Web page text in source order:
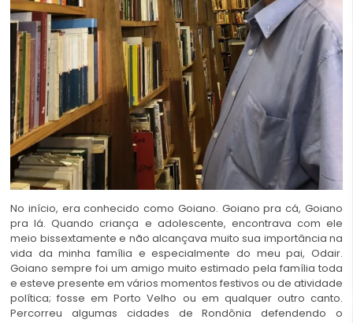
No início, era conhecido como Goiano. Goiano pra cá, Goiano
pra lá. Quando criança e adolescente, encontrava com ele
meio bissextamente e não alcançava muito sua importância na
vida da minha família e especialmente do meu pai, Odair.
Goiano sempre foi um amigo muito estimado pela família toda
e esteve presente em vários momentos festivos ou de atividade
política; fosse em Porto Velho ou em qualquer outro canto.
Percorreu algumas cidades de Rondônia defendendo o